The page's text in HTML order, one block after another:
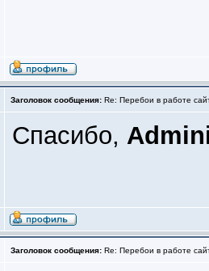
Заголовок сообщения: Re: Перебои в работе
Спасибо,
Заголовок сообщения: Re: Перебои в работе